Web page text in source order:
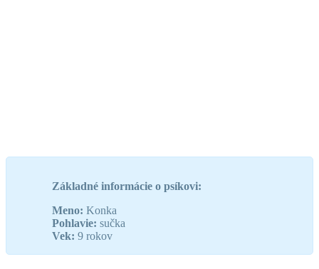
Základné informácie o psíkovi:
Meno: Konka
Pohlavie: sučka
Vek: 9 rokov